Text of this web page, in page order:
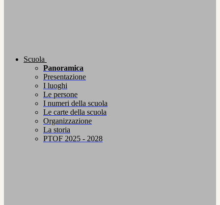
Scuola
Panoramica
Presentazione
I luoghi
Le persone
I numeri della scuola
Le carte della scuola
Organizzazione
La storia
PTOF 2025 - 2028